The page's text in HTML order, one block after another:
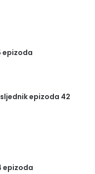
epizoda
epizoda 42
epizoda